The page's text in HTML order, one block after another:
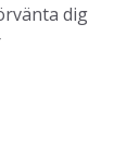
dig